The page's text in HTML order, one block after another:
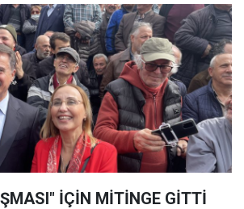
İÇİN MİTİNGE GİTTİ